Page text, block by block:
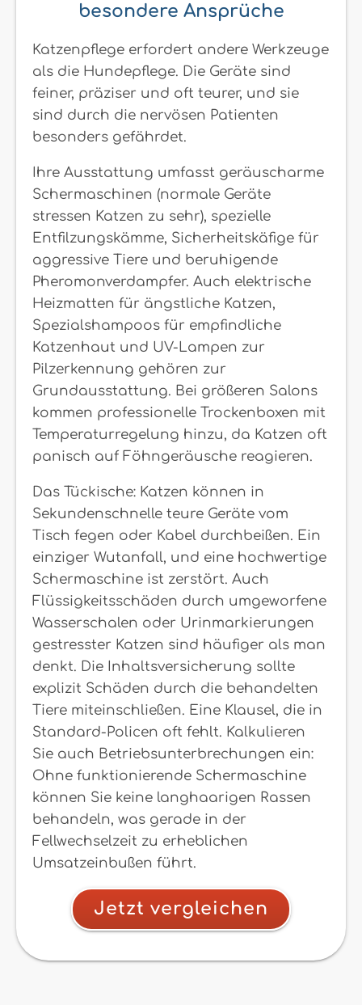
besondere Ansprüche
Katzenpflege erfordert andere Werkzeuge
als die Hundepflege. Die Geräte sind
feiner, präziser und oft teurer, und sie
sind durch die nervösen Patienten
besonders gefährdet.
Ihre Ausstattung umfasst geräuscharme
Schermaschinen (normale Geräte
stressen Katzen zu sehr), spezielle
Entfilzungskämme, Sicherheitskäfige für
aggressive Tiere und beruhigende
Pheromonverdampfer. Auch elektrische
Heizmatten für ängstliche Katzen,
Spezialshampoos für empfindliche
Katzenhaut und UV-Lampen zur
Pilzerkennung gehören zur
Grundausstattung. Bei größeren Salons
kommen professionelle Trockenboxen mit
Temperaturregelung hinzu, da Katzen oft
panisch auf Föhngeräusche reagieren.
Das Tückische: Katzen können in
Sekundenschnelle teure Geräte vom
Tisch fegen oder Kabel durchbeißen. Ein
einziger Wutanfall, und eine hochwertige
Schermaschine ist zerstört. Auch
Flüssigkeitsschäden durch umgeworfene
Wasserschalen oder Urinmarkierungen
gestresster Katzen sind häufiger als man
denkt. Die Inhaltsversicherung sollte
explizit Schäden durch die behandelten
Tiere miteinschließen. Eine Klausel, die in
Standard-Policen oft fehlt. Kalkulieren
Sie auch Betriebsunterbrechungen ein:
Ohne funktionierende Schermaschine
können Sie keine langhaarigen Rassen
behandeln, was gerade in der
Fellwechselzeit zu erheblichen
Umsatzeinbußen führt.
Jetzt vergleichen